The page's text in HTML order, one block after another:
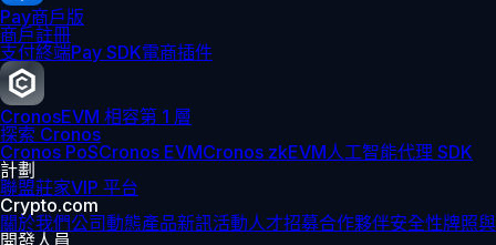
Pay商戶版
商戶註冊
支付終端Pay SDK電商插件
CronosEVM 相容第 1 層
探索 Cronos
Cronos PoSCronos EVMCronos zkEVM人工智能代理 SDK
計劃
聯盟莊家VIP 平台
Crypto.com
關於我們公司動態產品新訊活動人才招募合作夥伴安全性牌照
開發人員